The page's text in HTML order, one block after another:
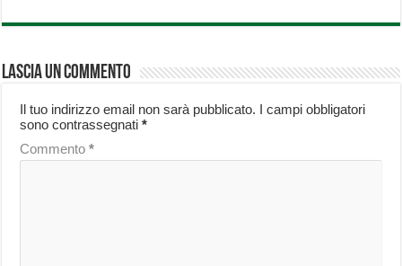
Lascia un commento
Il tuo indirizzo email non sarà pubblicato. I campi obbligatori
sono contrassegnati*
Commento*